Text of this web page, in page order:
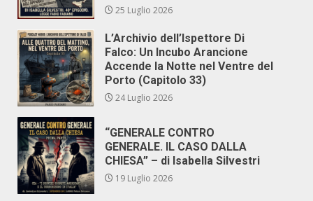
25 Luglio 2026
L’Archivio dell’Ispettore Di
Falco: Un Incubo Arancione
Accende la Notte nel Ventre del
Porto (Capitolo 33)
24 Luglio 2026
“GENERALE CONTRO
GENERALE. IL CASO DALLA
CHIESA” – di Isabella Silvestri
19 Luglio 2026